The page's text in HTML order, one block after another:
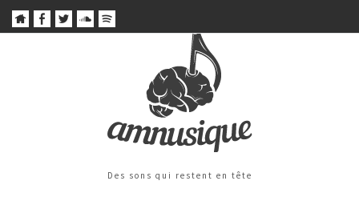
Des sons qui restent en tête